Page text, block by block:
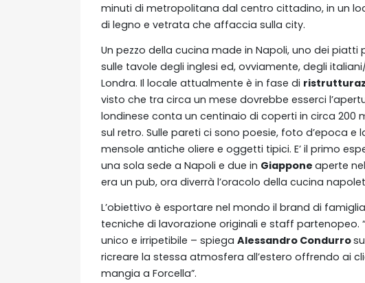
minuti di metropolitana dal centro cittadino, in un
di legno e vetrata che affaccia sulla city.
Un pezzo della cucina made in Napoli, uno dei
sulle tavole degli inglesi ed, ovviamente, degli
Londra. Il locale attualmente è in fase di
visto che tra circa un mese dovrebbe esserci
londinese conta un centinaio di coperti in circa 200
sul retro. Sulle pareti ci sono poesie, foto d’epoca e
mensole antiche oliere e oggetti tipici. E’ il primo
una sola sede a Napoli e due in Giappone aperte nel
era un pub, ora diverrà l’oracolo della cucina
L’obiettivo è esportare nel mondo il brand di
tecniche di lavorazione originali e staff partenopeo.
unico e irripetibile – spiega Alessandro Condurro
ricreare la stessa atmosfera all’estero offrendo ai
mangia a Forcella”.